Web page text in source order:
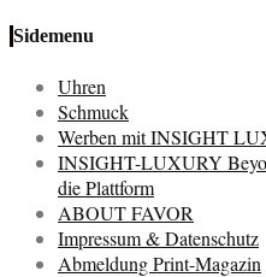
Sidemenu
Uhren
Schmuck
Werben mit INSIGHT
INSIGHT-LUXURY
die Plattform
ABOUT FAVOR
Impressum & Datenschutz
Abmeldung Print-Magazin